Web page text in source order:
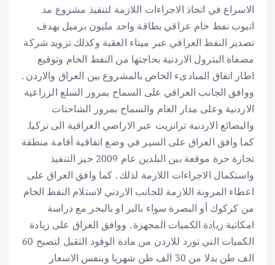
الاسراع في اتخاذ الاجراءات اللازمة لتنفيذ مشروع مد
انبوب نفط خام عراقي بطاقة واحد مليون برميل بهدف
تصدير النفط العراقي عبر ميناء العقبة وكذلك تزويد شركة
مصفاة البترول الاردنية بحاجتها من النفط الخام وتوقيع
اطار اتفاق المبادىء الخاص بالمشروع بين العراق والاردن .
ووافق الجانب العراقي على السماح بمرور السلع الزراعية
الاردنية وعلى مدار العام والسماح بمرور الشاحنات
والبضائع الاردنية ترانزيت عبر الاراضي العراقية الى تركيا.
كما وافق العراق على السير في وضع اتفاقية أقامة منطقة
تجارة حرة موقعة بين البلدين عام 2009 حيز التنفيذ
واستكمال الاجراءات اللازمة لذلك . كما وافق العراق على
اعطاء المرونة اللازمة للجانب الاردني لاستلام النفط الخام
من كركوك أو البصرة سواء بالبر او بالبحر مع دراسة
امكانية زيادة الكميات المجهزة . ووافق العراق على زيادة
الكميات التي تورد للاردن من مادة الوقود الثقيل لتصبح 60
الف طن بدلا من 30 الف طن شهريا وبنفس الاسعار